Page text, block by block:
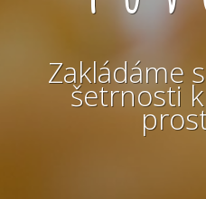
Zakládáme
šetrnosti